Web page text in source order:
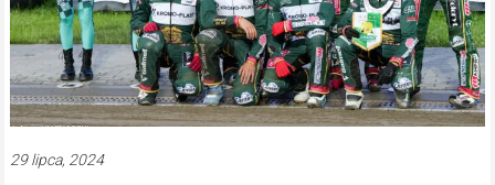
29 lipca, 2024